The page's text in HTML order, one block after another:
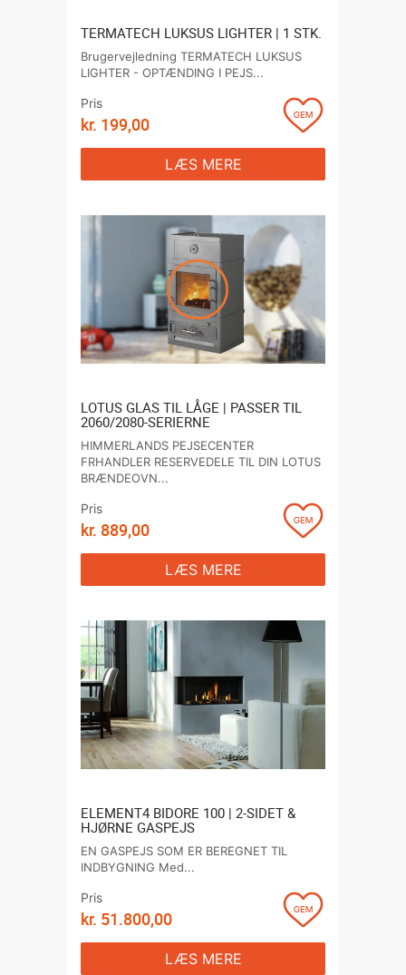
TERMATECH LUKSUS LIGHTER | 1 STK.
Brugervejledning TERMATECH LUKSUS
LIGHTER - OPTÆNDING I PEJS...
Pris
kr. 199,00
LÆS MERE
LOTUS GLAS TIL LÅGE | PASSER TIL
2060/2080-SERIERNE
HIMMERLANDS PEJSECENTER
FRHANDLER RESERVEDELE TIL DIN LOTUS
BRÆNDEOVN...
Pris
kr. 889,00
LÆS MERE
ELEMENT4 BIDORE 100 | 2-SIDET &
HJØRNE GASPEJS
EN GASPEJS SOM ER BEREGNET TIL
INDBYGNING Med...
Pris
kr. 51.800,00
LÆS MERE